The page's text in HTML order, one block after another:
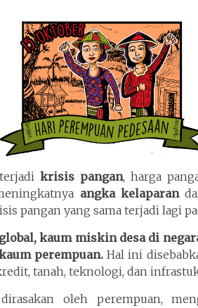
terjadikrisis pangan, harga
angka kelaparan
pangan yang sama terjadi lagi
kaum miskin desa di
perempuan. Hal ini
tanah, teknologi, dan
oleh perempuan,